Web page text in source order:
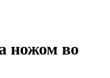
ножом во